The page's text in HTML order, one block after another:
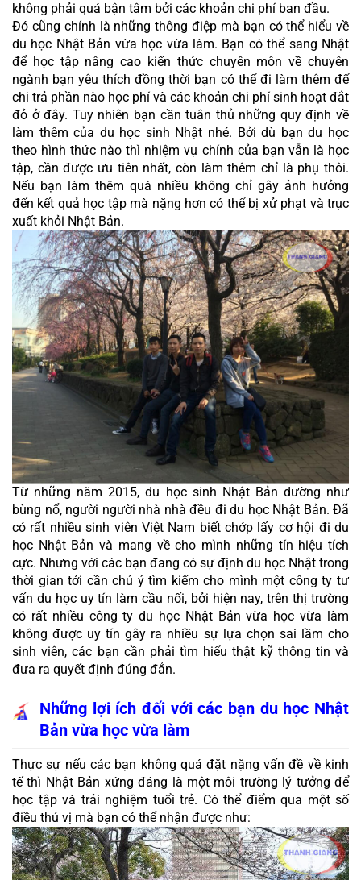
không phải quá bận tâm bởi các khoản chi phí ban đầu.
Đó cũng chính là những thông điệp mà bạn có thể hiểu về
du học Nhật Bản vừa học vừa làm. Bạn có thể sang Nhật
để học tập nâng cao kiến thức chuyên môn về chuyên
ngành bạn yêu thích đồng thời bạn có thể đi làm thêm để
chi trả phần nào học phí và các khoản chi phí sinh hoạt đắt
đỏ ở đây. Tuy nhiên bạn cần tuân thủ những quy định về
làm thêm của du học sinh Nhật nhé. Bởi dù bạn du học
theo hình thức nào thì nhiệm vụ chính của bạn vẫn là học
tập, cần được ưu tiên nhất, còn làm thêm chỉ là phụ thôi.
Nếu bạn làm thêm quá nhiều không chỉ gây ảnh hưởng
đến kết quả học tập mà nặng hơn có thể bị xử phạt và trục
xuất khỏi Nhật Bản.
Từ những năm 2015, du học sinh Nhật Bản dường như
bùng nổ, người người nhà nhà đều đi du học Nhật Bản. Đã
có rất nhiều sinh viên Việt Nam biết chớp lấy cơ hội đi du
học Nhật Bản và mang về cho mình những tín hiệu tích
cực. Nhưng với các bạn đang có sự định du học Nhật trong
thời gian tới cần chú ý tìm kiếm cho mình một công ty tư
vấn du học uy tín làm cầu nối, bởi hiện nay, trên thị trường
có rất nhiều công ty du học Nhật Bản vừa học vừa làm
không được uy tín gây ra nhiều sự lựa chọn sai lầm cho
sinh viên, các bạn cần phải tìm hiểu thật kỹ thông tin và
đưa ra quyết định đúng đắn.
Những lợi ích đối với các bạn du học Nhật
Bản vừa học vừa làm
Thực sự nếu các bạn không quá đặt nặng vấn đề về kinh
tế thì Nhật Bản xứng đáng là một môi trường lý tưởng để
học tập và trải nghiệm tuổi trẻ. Có thể điểm qua một số
điều thú vị mà bạn có thể nhận được như: